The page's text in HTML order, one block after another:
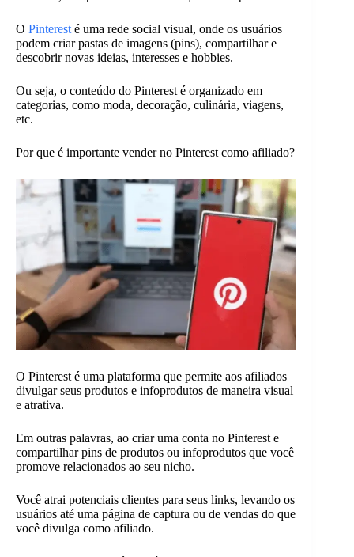
O Pinterest é uma rede social visual, onde os usuários
podem criar pastas de imagens (pins), compartilhar e
descobrir novas ideias, interesses e hobbies.
Ou seja, o conteúdo do Pinterest é organizado em
categorias, como moda, decoração, culinária, viagens,
etc.
Por que é importante vender no Pinterest como afiliado?
O Pinterest é uma plataforma que permite aos afiliados
divulgar seus produtos e infoprodutos de maneira visual
e atrativa.
Em outras palavras, ao criar uma conta no Pinterest e
compartilhar pins de produtos ou infoprodutos que você
promove relacionados ao seu nicho.
Você atrai potenciais clientes para seus links, levando os
usuários até uma página de captura ou de vendas do que
você divulga como afiliado.